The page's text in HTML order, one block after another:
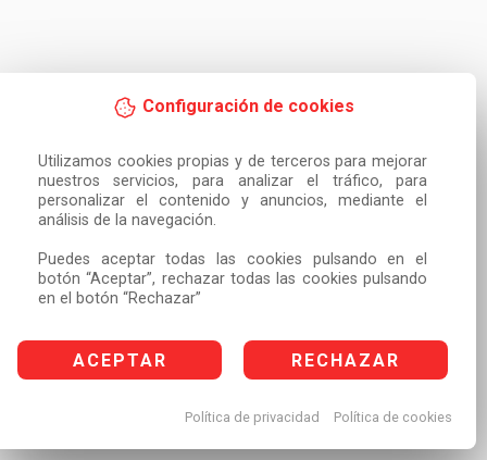
Configuración de cookies
Utilizamos cookies propias y de terceros para mejorar
nuestros servicios, para analizar el tráfico, para
personalizar el contenido y anuncios, mediante el
análisis de la navegación.
Puedes aceptar todas las cookies pulsando en el
botón “Aceptar”, rechazar todas las cookies pulsando
en el botón “Rechazar”
ACEPTAR RECHAZAR
Política de privacidad Política de cookies